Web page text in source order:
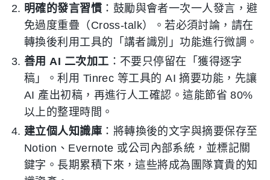
明確的發言習慣 ：鼓勵與會者一次一人發言，避
免過度重疊（Cross-talk）。若必須討論，請在
轉換後利用工具的「講者識別」功能進行微調。
善用 AI 二次加工 ：不要只停留在「獲得逐字
稿」。利用 Tinrec 等工具的 AI 摘要功能，先讓
AI 產出初稿，再進行人工確認。這能節省 80%
以上的整理時間。
建立個人知識庫 ：將轉換後的文字與摘要保存至
Notion、Evernote 或公司內部系統，並標記關
鍵字。長期累積下來，這些將成為團隊寶貴的知